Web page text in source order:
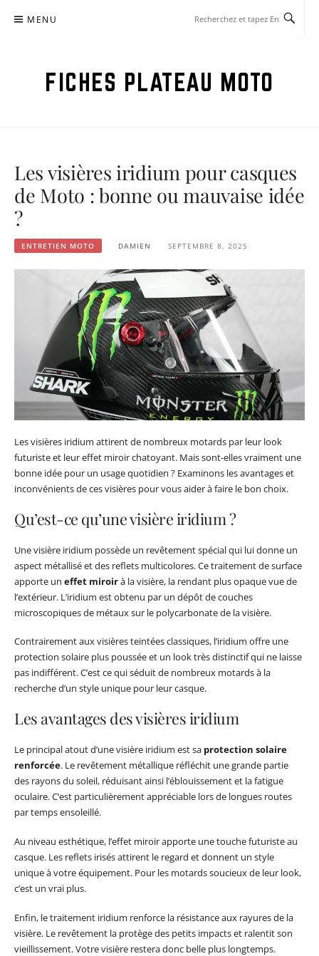
MENU
FICHES PLATEAU MOTO
Les visières iridium pour casques
de Moto : bonne ou mauvaise idée
?
ENTRETIEN MOTO DAMIEN SEPTEMBRE 8, 2025
Les visières iridium attirent de nombreux motards par leur look
futuriste et leur effet miroir chatoyant. Mais sont-elles vraiment une
bonne idée pour un usage quotidien ? Examinons les avantages et
inconvénients de ces visières pour vous aider à faire le bon choix.
Qu’est-ce qu’une visière iridium ?
Une visière iridium possède un revêtement spécial qui lui donne un
aspect métallisé et des reflets multicolores. Ce traitement de surface
apporte un effet miroirà la visière, la rendant plus opaque vue de
l’extérieur. L’iridium est obtenu par un dépôt de couches
microscopiques de métaux sur le polycarbonate de la visière.
Contrairement aux visières teintées classiques, l’iridium offre une
protection solaire plus poussée et un look très distinctif qui ne laisse
pas indifférent. C’est ce qui séduit de nombreux motards à la
recherche d’un style unique pour leur casque.
Les avantages des visières iridium
Le principal atout d’une visière iridium est sa protection solaire
renforcée. Le revêtement métallique réfléchit une grande partie
des rayons du soleil, réduisant ainsi l’éblouissement et la fatigue
oculaire. C’est particulièrement appréciable lors de longues routes
par temps ensoleillé.
Au niveau esthétique, l’effet miroir apporte une touche futuriste au
casque. Les reflets irisés attirent le regard et donnent un style
unique à votre équipement. Pour les motards soucieux de leur look,
c’est un vrai plus.
Enfin, le traitement iridium renforce la résistance aux rayures de la
visière. Le revêtement la protège des petits impacts et ralentit son
vieillissement. Votre visière restera donc belle plus longtemps.